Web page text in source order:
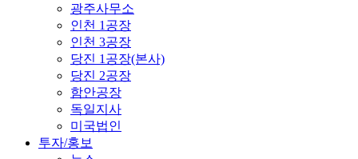
광주사무소
인천 1공장
인천 3공장
당진 1공장(본사)
당진 2공장
함안공장
독일지사
미국법인
투자/홍보